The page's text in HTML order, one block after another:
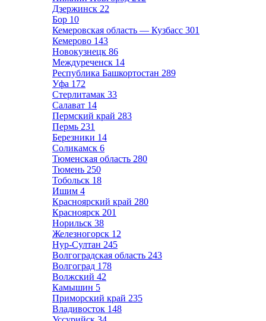
Дзержинск 22
Бор 10
Кемеровская область — Кузбасс 301
Кемерово 143
Новокузнецк 86
Междуреченск 14
Республика Башкортостан 289
Уфа 172
Стерлитамак 33
Салават 14
Пермский край 283
Пермь 231
Березники 14
Соликамск 6
Тюменская область 280
Тюмень 250
Тобольск 18
Ишим 4
Красноярский край 280
Красноярск 201
Норильск 38
Железногорск 12
Нур-Султан 245
Волгоградская область 243
Волгоград 178
Волжский 42
Камышин 5
Приморский край 235
Владивосток 148